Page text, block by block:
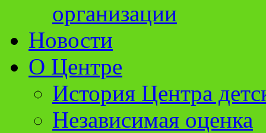
организации
Новости
О Центре
История Центра
Независимая оценка